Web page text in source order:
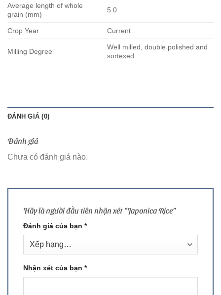
Average length of whole
grain (mm)
5.0
Crop Year Current
Milling Degree
Well milled, double polished and
sortexed
ĐÁNH GIÁ (0)
Đánh giá
Chưa có đánh giá nào.
Hãy là người đầu tiên nhận xét “Japonica Rice”
Đánh giá của bạn *
Nhận xét của bạn *